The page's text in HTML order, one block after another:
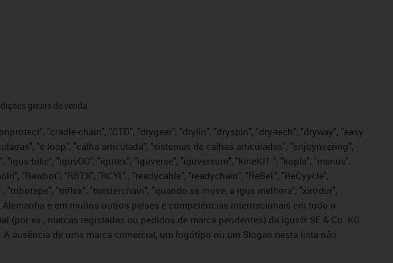
gerais de venda
"cradle-chain", "CTD", "drygear", "drylin", "dryspin", "dry-tech", "dryway", "easy
"e-loop", "calha articulada", "sistemas de calhas articuladas", "enjoyneering",
"igusGO", "igutex", "iguverse", "iguversum", "kineKIT ", "kopla", "manus",
"RBTX", "RCYL" , "readycable", "readychain", "ReBeL", "ReCyycle",
"triflex", "twisterchain", "quando se move, a igus melhora", "xirodur",
e em muitos outros países e competências internacionais em todo o
ex., marcas registadas ou pedidos de marca pendentes) da igus® SE & Co. KG
ausência de uma marca comercial, um logótipo ou um Slogan nesta lista não